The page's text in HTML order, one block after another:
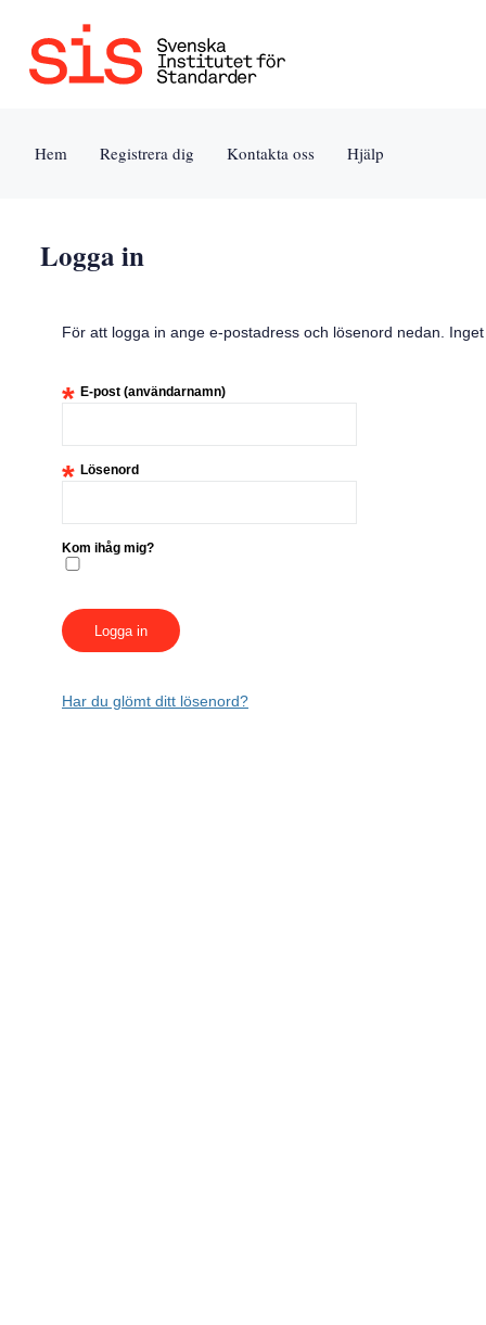
Jump
Hem Registrera dig Kontakta oss Hjälp
Logga in
För att logga in ange e-postadress och lösenord nedan.
* E-post (användarnamn)
* Lösenord
Kom ihåg mig?
Har du glömt ditt lösenord?